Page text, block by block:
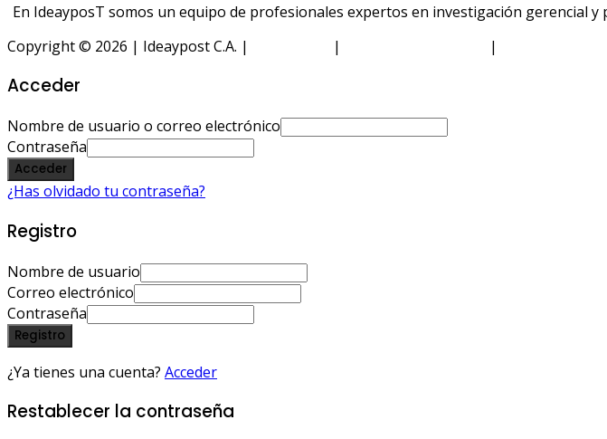
En IdeayposT somos un equipo de profesionales expertos en investigación gerencial
Copyright © 2026 | Ideaypost C.A. |
| |
Acceder
Nombre de usuario o correo electrónico
Contraseña
Acceder
¿Has olvidado tu contraseña?
Registro
Nombre de usuario
Correo electrónico
Contraseña
Registro
¿Ya tienes una cuenta? Acceder
Restablecer la contraseña